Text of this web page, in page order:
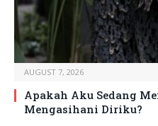
AUGUST 7, 2026
Apakah Aku Sedang
Mengasihani Diriku?